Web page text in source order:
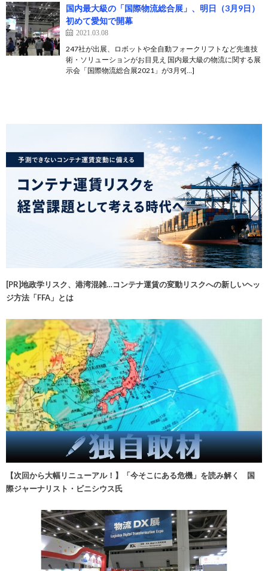
国内最大級の「国際物流総合展」、明日（3月9日）
初めて愛知で開幕
2021.03.08
247社が出展、ロボットや全自動フォークリフトなど先進技
術・ソリューションがお目見え 国内最大級の物流に関する展
示会「国際物流総合展2021」が3月9[…]
[PR]地政学リスク、港湾混雑…コンテナ運賃の変動リスクへの新しいヘッ
ジ方法「FFA」とは
【次回から大幅リニューアル！】「今そこにある危機」を読み解く 国
際ジャーナリスト・ビニシウス氏